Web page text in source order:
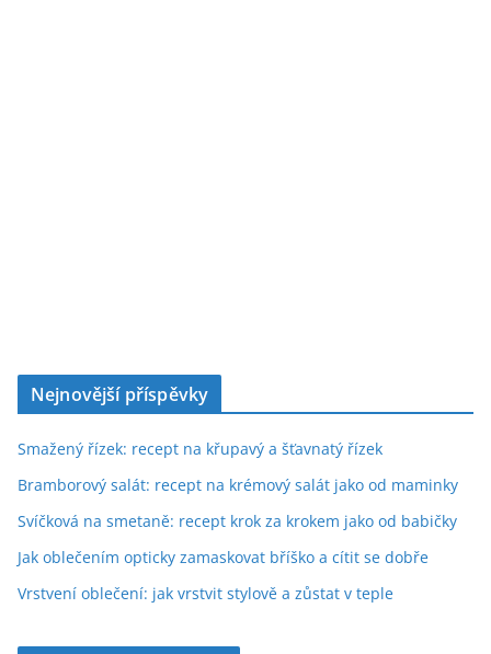
Nejnovější příspěvky
Smažený řízek: recept na křupavý a šťavnatý řízek
Bramborový salát: recept na krémový salát jako od maminky
Svíčková na smetaně: recept krok za krokem jako od babičky
Jak oblečením opticky zamaskovat bříško a cítit se dobře
Vrstvení oblečení: jak vrstvit stylově a zůstat v teple